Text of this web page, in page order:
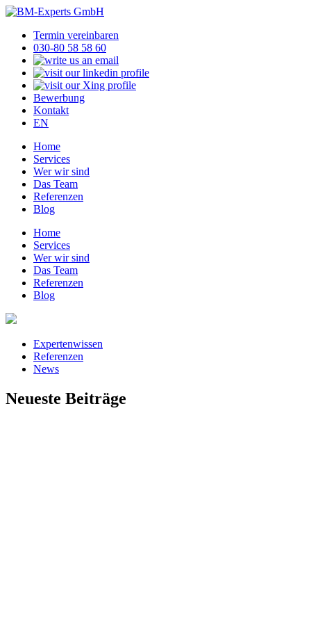
Termin vereinbaren
030-80 58 58 60
Bewerbung
Kontakt
EN
Home
Services
Wer wir sind
Das Team
Referenzen
Blog
Home
Services
Wer wir sind
Das Team
Referenzen
Blog
Expertenwissen
Referenzen
News
Neueste Beiträge